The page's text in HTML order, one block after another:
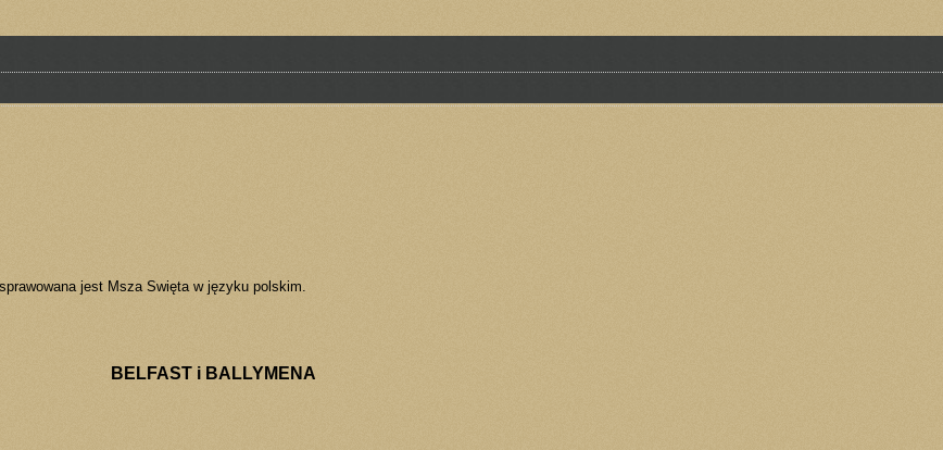
jest Msza Swięta w języku polskim.
BELFAST i BALLYMENA